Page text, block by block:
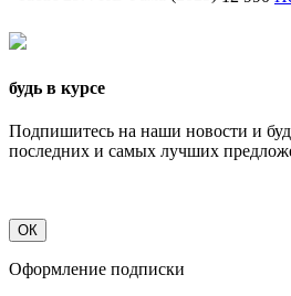
будь в курсе
Подпишитесь на наши новости и
последних и самых лучших
ОК
Оформление подписки